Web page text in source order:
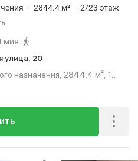
— 2844.4 м² — 2/23 этаж
мин.
улица, 20
назначения, 2844.4 м², 1